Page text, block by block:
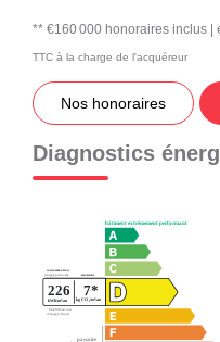
** €160 000 honoraires inclus |
TTC à la charge de l'acquéreur
Nos honoraires
Diagnostics